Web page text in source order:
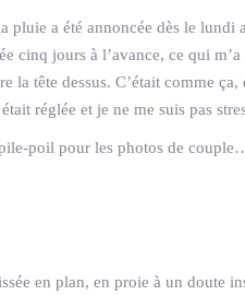
pluie a été annoncée dès le lundi
cinq jours à l’avance, ce qui
la tête dessus. C’était comme ça,
réglée et je ne me suis pas
poil pour les photos de
en plan, en proie à un doute